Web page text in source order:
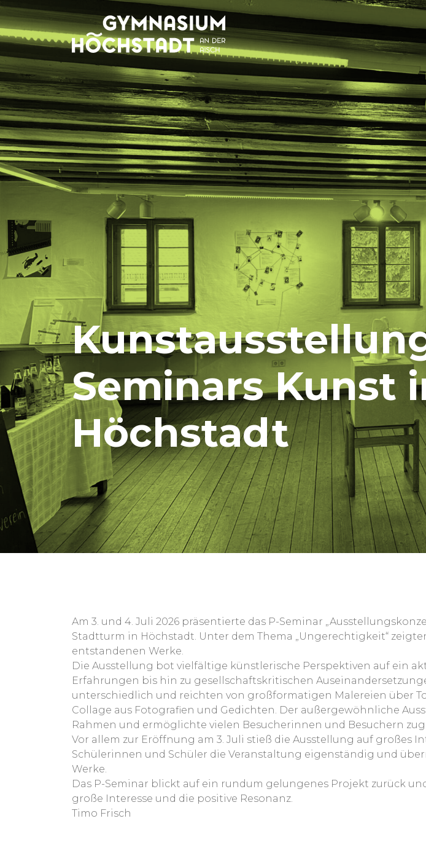
Seminars Kunst
Höchstadt
Am 3. und 4. Juli 2026 präsentierte das P-Seminar
Stadtturm in Höchstadt. Unter dem Thema „Ungerechtigkeit“
entstandenen Werke.
Die Ausstellung bot vielfältige künstlerische Perspektiven auf ein
Erfahrungen bis hin zu gesellschaftskritischen
unterschiedlich und reichten von großformatigen Malereien über
Collage aus Fotografien und Gedichten. Der außergewöhnliche
Rahmen und ermöglichte vielen Besucherinnen und Besuchern
Vor allem zur Eröffnung am 3. Juli stieß die Ausstellung auf großes
Schülerinnen und Schüler die Veranstaltung eigenständig und
Werke.
Das P-Seminar blickt auf ein rundum gelungenes Projekt zurück
große Interesse und die positive Resonanz.
Timo Frisch